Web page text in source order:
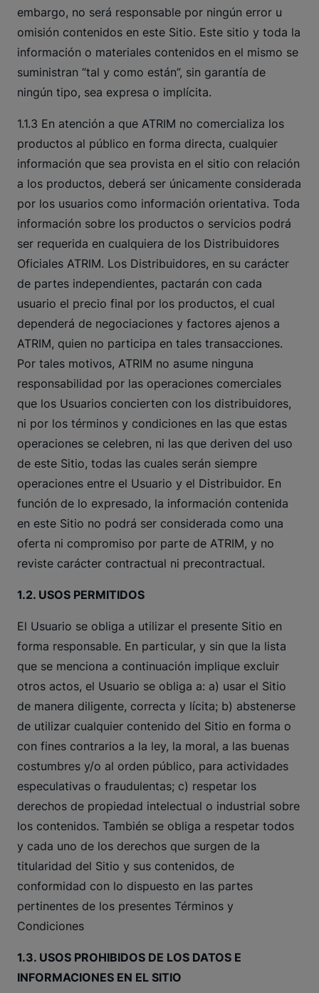
embargo, no será responsable por ningún error u
omisión contenidos en este Sitio. Este sitio y toda la
información o materiales contenidos en el mismo se
suministran “tal y como están”, sin garantía de
ningún tipo, sea expresa o implícita.
1.1.3 En atención a que ATRIM no comercializa los
productos al público en forma directa, cualquier
información que sea provista en el sitio con relación
a los productos, deberá ser únicamente considerada
por los usuarios como información orientativa. Toda
información sobre los productos o servicios podrá
ser requerida en cualquiera de los Distribuidores
Oficiales ATRIM. Los Distribuidores, en su carácter
de partes independientes, pactarán con cada
usuario el precio final por los productos, el cual
dependerá de negociaciones y factores ajenos a
ATRIM, quien no participa en tales transacciones.
Por tales motivos, ATRIM no asume ninguna
responsabilidad por las operaciones comerciales
que los Usuarios concierten con los distribuidores,
ni por los términos y condiciones en las que estas
operaciones se celebren, ni las que deriven del uso
de este Sitio, todas las cuales serán siempre
operaciones entre el Usuario y el Distribuidor. En
función de lo expresado, la información contenida
en este Sitio no podrá ser considerada como una
oferta ni compromiso por parte de ATRIM, y no
reviste carácter contractual ni precontractual.
1.2. USOS PERMITIDOS
El Usuario se obliga a utilizar el presente Sitio en
forma responsable. En particular, y sin que la lista
que se menciona a continuación implique excluir
otros actos, el Usuario se obliga a: a) usar el Sitio
de manera diligente, correcta y lícita; b) abstenerse
de utilizar cualquier contenido del Sitio en forma o
con fines contrarios a la ley, la moral, a las buenas
costumbres y/o al orden público, para actividades
especulativas o fraudulentas; c) respetar los
derechos de propiedad intelectual o industrial sobre
los contenidos. También se obliga a respetar todos
y cada uno de los derechos que surgen de la
titularidad del Sitio y sus contenidos, de
conformidad con lo dispuesto en las partes
pertinentes de los presentes Términos y
Condiciones
1.3. USOS PROHIBIDOS DE LOS DATOS E
INFORMACIONES EN EL SITIO